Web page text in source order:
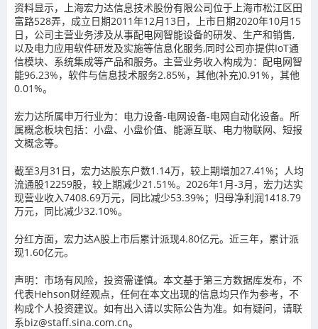
资料显示，上海宏力达信息技术股份有限公司位于上海市松江区田
富路528弄，成立日期2011年12月13日，上市日期2020年10月15
日，公司主营业务涉及从事配电网智能设备的研发、生产和销售,
以及电力应用软件研发及实施等信息化服务,同时公司亦提供IoT通
信模块、系统集成等产品和服务。主营业务收入构成为：配电网智
能96.23%，软件与信息技术服务2.85%，其他(补充)0.91%，其他
0.01%。
宏力达所属申万行业为：电力设备-电网设备-电网自动化设备。所
属概念板块包括：小盘、小盘价值、能源互联、电力物联网、短报
文概念等。
截至3月31日，宏力达股东户数1.14万，较上期增加27.41%；人均
流通股12259股，较上期减少21.51%。2026年1月-3月，宏力达实
现营业收入7408.69万元，同比减少53.39%；归母净利润1418.79
万元，同比减少32.10%。
分红方面，宏力达A股上市后累计派现4.80亿元。近三年，累计派
现1.60亿元。
声明：市场有风险，投资需谨慎。本文基于第三方数据库发布，不
代表Hehson财经观点，任何在本文出现的信息均只作为参考，不
构成个人投资建议。如有出入请以实际公告为准。如有疑问，请联
系biz@staff.sina.com.cn。